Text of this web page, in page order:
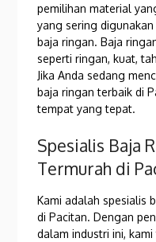
pemilihan material
yang sering
baja ringan. Baja
seperti ringan, kuat,
Jika Anda sedang
baja ringan terbaik di
tempat yang tepat.
Spesialis Baja
Termurah di
Kami adalah spesialis
di Pacitan. Dengan
dalam industri ini,